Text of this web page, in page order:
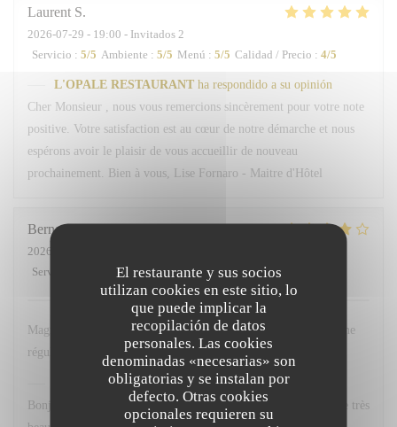
El restaurante y sus socios
utilizan cookies en este sitio, lo
que puede implicar la
recopilación de datos
personales. Las cookies
denominadas «necesarias» son
obligatorias y se instalan por
defecto. Otras cookies
opcionales requieren su
Laurent S
2026-07-29 - 19:00 - Invitados 2
Servicio : 5/5 Ambiente : 5/5 Menú : 5/5 Calidad / Precio : 4/5
L'OPALE RESTAURANT ha respondido a su opinión
Cher Monsieur , nous vous remercions sincèrement pour votre note
positive. Votre satisfaction est au cœur de notre démarche et nous
espérons avoir le plaisir de vous accueillir de nouveau
prochainement. Bien à vous, Lise Fornaro - Maitre d'Hôtel
Bernard H
2026-07-29
Servicio
Ambiente: 4/5 Menú : 4/5 Calidad / Precio
Magnifique restaurant, face à la dune, loin de la foule. Je déjeune
régulièrement à l'Opale ; chaque fois je me régale.
L'OPALE RESTAURANT ha respondido a su opinión
Bonjour M. Haze, Un grand merci pour votre fidélité et pour ce très